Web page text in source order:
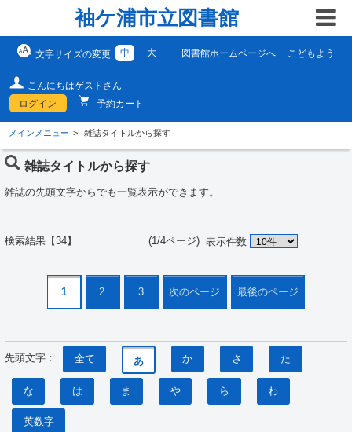
袖ケ浦市立図書館
文字サイズの変更 中 大 図書館ホームページへ こどもよう
こんにちはゲストさん
ログイン
予約カート
メインメニュー 雑誌タイトルから探す
雑誌タイトルから探す
雑誌の先頭文字からでも一覧表示ができます。
検索結果【34】 (1/4ページ) 表示件数
1 2 3 次のページ 最後のページ
先頭文字： 全て あ か さ た
な は ま や ら わ
英数字